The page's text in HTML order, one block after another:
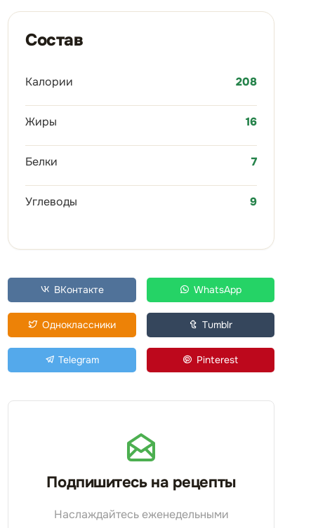
Состав
Калории 208
Жиры 16
Белки 7
Углеводы 9
ВКонтакте WhatsApp
Одноклассники Tumblr
Telegram Pinterest
Подпишитесь на рецепты
Наслаждайтесь еженедельными